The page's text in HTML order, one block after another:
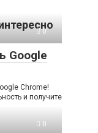
0
Google
Chrome!
и получите
0